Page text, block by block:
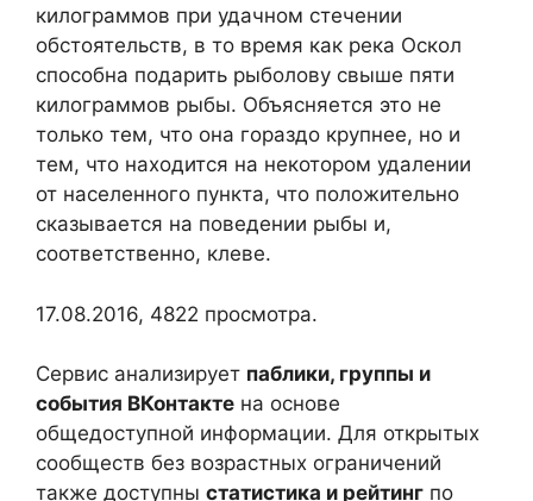
килограммов при удачном стечении
обстоятельств, в то время как река Оскол
способна подарить рыболову свыше пяти
килограммов рыбы. Объясняется это не
только тем, что она гораздо крупнее, но и
тем, что находится на некотором удалении
от населенного пункта, что положительно
сказывается на поведении рыбы и,
соответственно, клеве.
17.08.2016, 4822 просмотра.
Сервис анализирует паблики, группы и
события ВКонтакте на основе
общедоступной информации. Для открытых
сообществ без возрастных ограничений
также доступны статистика и рейтинг по